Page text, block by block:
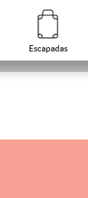
Escapadas